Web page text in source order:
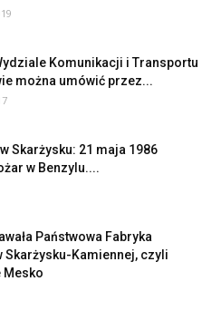
Komunikacji i Transportu
można umówić przez...
Skarżysku: 21 maja 1986
w Benzylu....
Państwowa Fabryka
Skarżysku-Kamiennej, czyli